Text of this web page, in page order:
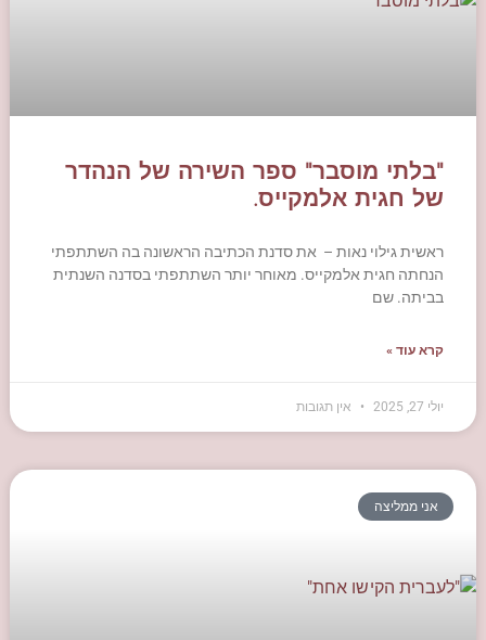
"בלתי מוסבר" ספר השירה של הנהדר
של חגית אלמקייס.
ראשית גילוי נאות – את סדנת הכתיבה הראשונה בה השתתפתי
הנחתה חגית אלמקייס. מאוחר יותר השתתפתי בסדנה השנתית
בביתה. שם
קרא עוד »
יולי 27, 2025 אין תגובות
אני ממליצה